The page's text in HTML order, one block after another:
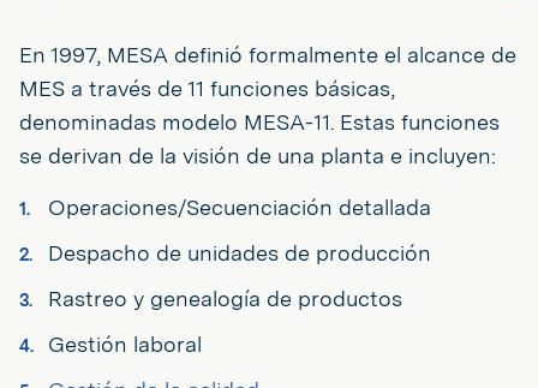
En 1997, MESA definió formalmente el alcance de
MES a través de 11 funciones básicas,
denominadas modelo MESA-11. Estas funciones
se derivan de la visión de una planta e incluyen:
Operaciones/Secuenciación detallada
Despacho de unidades de producción
Rastreo y genealogía de productos
Gestión laboral